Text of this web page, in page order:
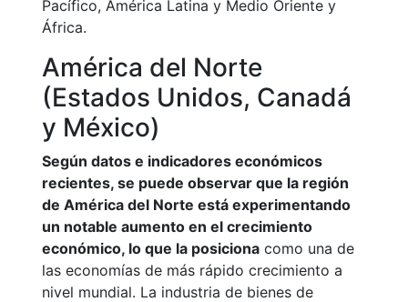
Pacífico, América Latina y Medio Oriente y
África.
América del Norte
(Estados Unidos, Canadá
y México)
Según datos e indicadores económicos
recientes, se puede observar que la región
de América del Norte está experimentando
un notable aumento en el crecimiento
económico, lo que la posiciona como una de
las economías de más rápido crecimiento a
nivel mundial. La industria de bienes de